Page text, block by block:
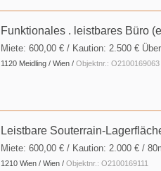
Funktionales . leistbares Büro
Miete: 600,00 € / Kaution: 2.500 €
1120 Meidling / Wien / Objektnr.: O2100169063
Leistbare Souterrain-
Miete: 600,00 € / Kaution: 2.000 € /
1210 Wien / Wien / Objektnr.: O2100169111